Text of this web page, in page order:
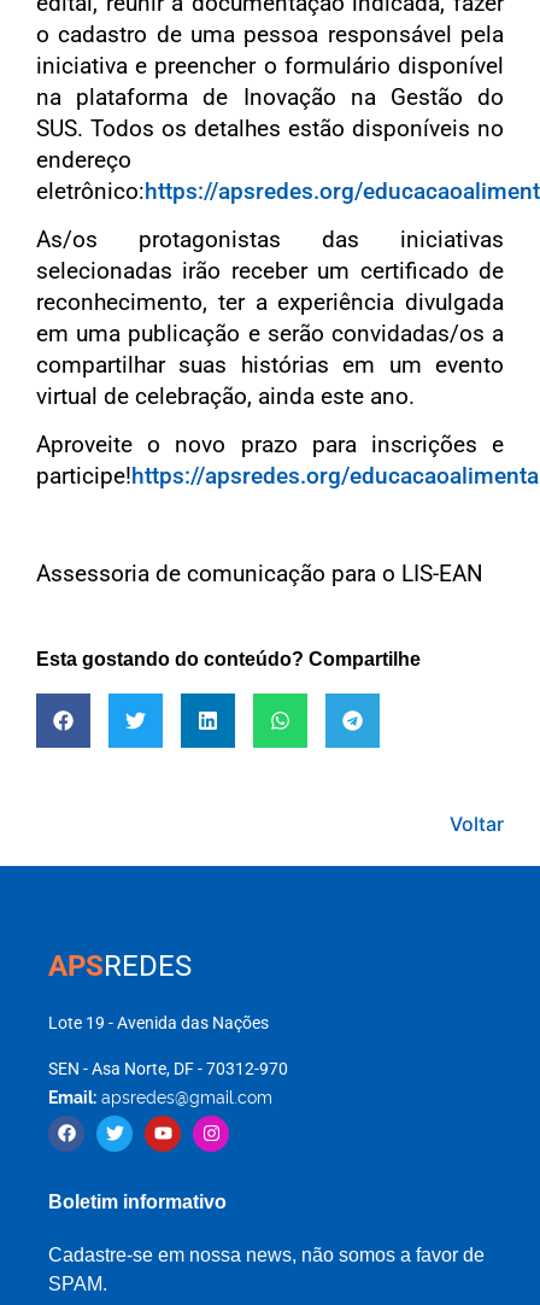
o cadastro de uma pessoa responsável pela
iniciativa e preencher o formulário disponível
na plataforma de Inovação na Gestão do
SUS. Todos os detalhes estão disponíveis no
endereço
eletrônico:https://apsredes.org/
As/os protagonistas das iniciativas
selecionadas irão receber um certificado de
reconhecimento, ter a experiência divulgada
em uma publicação e serão convidadas/os a
compartilhar suas histórias em um evento
virtual de celebração, ainda este ano.
Aproveite o novo prazo para inscrições e
participe!https://apsredes.org/
Assessoria de comunicação para o LIS-EAN
Esta gostando do conteúdo? Compartilhe
Voltar
APSREDES
Lote 19 - Avenida das Nações
SEN - Asa Norte, DF - 70312-970
Email: apsredes@gmail.com
Boletim informativo
Cadastre-se em nossa news, não somos a favor de
SPAM.